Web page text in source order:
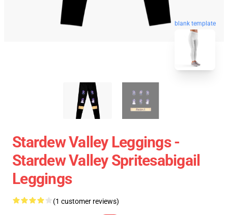
blank template
Stardew Valley Leggings -
Stardew Valley Spritesabigail
Leggings
(1 customer reviews)